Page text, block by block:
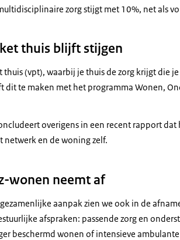
zorg stijgt met 10%, net als
thuis blijft stijgen
(vpt), waarbij je thuis de zorg krijgt die
dit te maken met het programma Wonen,
overigens in een recent rapport
netwerk en de woning zelf.
wonen neemt af
aanpak zien we ook in de
afspraken: passende zorg en
beschermd wonen of intensieve